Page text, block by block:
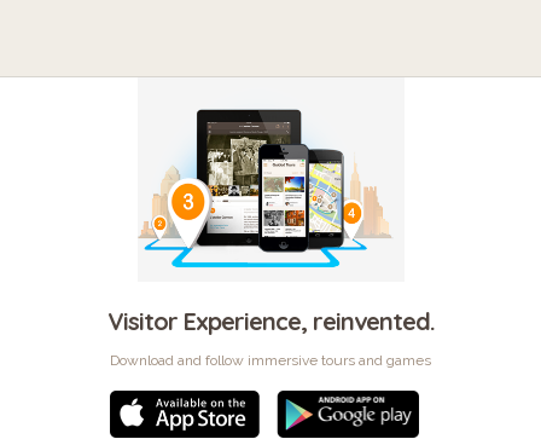
Visitor Experience, reinvented.
Download and follow immersive tours and games